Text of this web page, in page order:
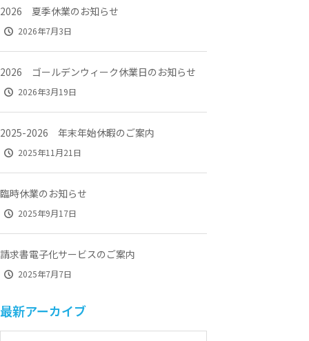
2026 夏季休業のお知らせ
2026年7月3日
2026 ゴールデンウィーク休業日のお知らせ
2026年3月19日
2025-2026 年末年始休暇のご案内
2025年11月21日
臨時休業のお知らせ
2025年9月17日
請求書電子化サービスのご案内
2025年7月7日
最新アーカイブ